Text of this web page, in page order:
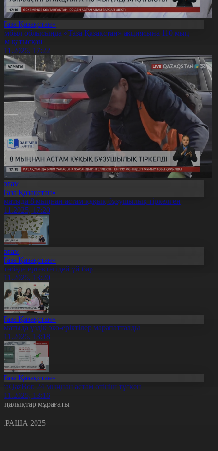
Қазақстан»
облысында «Таза Қазақстан» акциясына 110 мың
қатысқан
17:22
Қазақстан»
8 мыңнан астам құқық бұзушылық тіркелген
17:20
Қазақстан»
ертектегідей үй бар
13:20
Қазақстан»
үздік эко-еріктілер марапатталды
13:18
Қазақстан»
24 мыңнан астам өтініш түскен
13:16
мұрағаты
2025